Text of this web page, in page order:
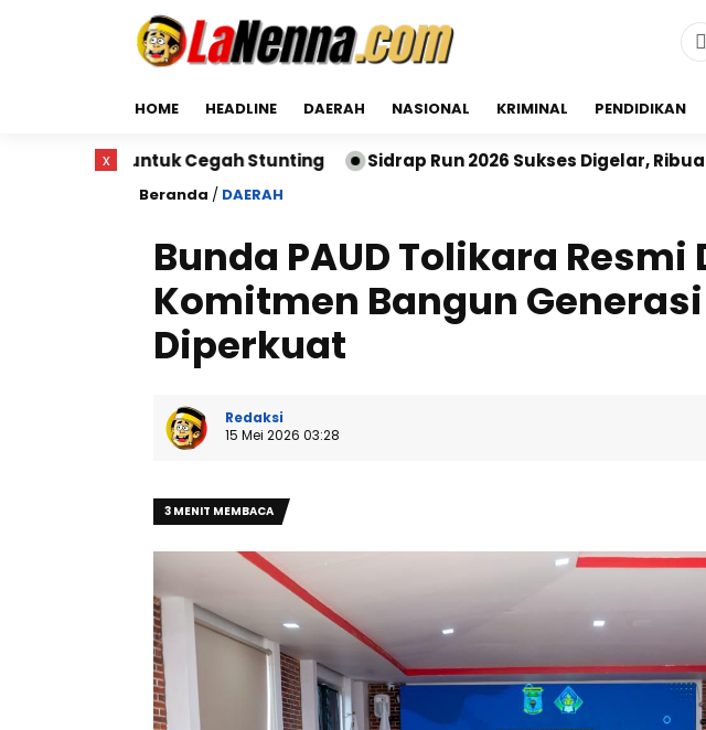
HOME HEADLINE DAERAH NASIONAL KRIMINAL PENDIDIKAN
Cegah Stunting Sidrap Run 2026 Sukses Digelar, Ribuan Peserta
Beranda / DAERAH
Bunda PAUD Tolikara
Komitmen Bangun
Diperkuat
Redaksi
15 Mei 2026 03:28
3 MENIT MEMBACA
x